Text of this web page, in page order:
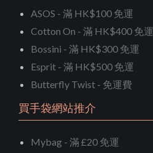
ASOS - 滿 HK$100 免運
Cotton On - 滿 HK$400 免運
Bossini - 滿 HK$300 免運
Esprit - 滿 HK$500 免運
Butterfly Twist - 免運費
買手袋網站推介
Mybag - 滿 £20 免運